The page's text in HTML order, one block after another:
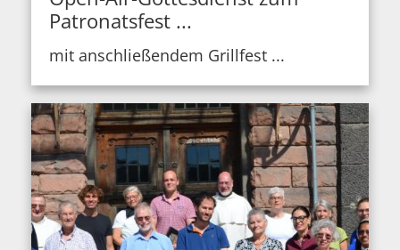
Patronatsfest ...
mit anschließendem Grillfest ...